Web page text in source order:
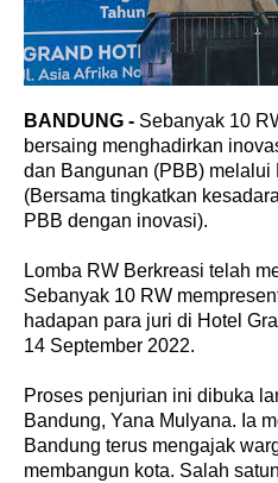
BANDUNG - Sebanyak 10
bersaing menghadirkan
dan Bangunan (PBB) melalui
(Bersama tingkatkan
PBB dengan inovasi).
Lomba RW Berkreasi telah
Sebanyak 10 RW
hadapan para juri di Hotel
14 September 2022.
Proses penjurian ini dibuka
Bandung, Yana Mulyana. Ia
Bandung terus mengajak
membangun kota. Salah